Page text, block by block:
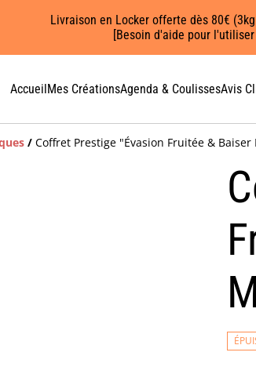
Livraison en Locker offerte dès 80€ (3kg
[Besoin d'aide pour
AccueilMes CréationsAgenda & CoulissesAvis
/ Coffret Prestige "Évasion Fruitée &